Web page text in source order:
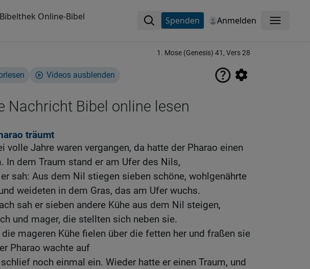
Bibelthek Online-Bibel Spenden Anmelden Menü
1. Mose (Genesis) 41, Vers 28
Videos ausblenden
Nachricht Bibel online lesen
träumt
volle Jahre waren vergangen, da hatte der Pharao einen
In dem Traum stand er am Ufer des Nils,
sah: Aus dem Nil stiegen sieben schöne, wohlgenährte
weideten in dem Gras, das am Ufer wuchs.
sah er sieben andere Kühe aus dem Nil steigen,
und mager, die stellten sich neben sie.
die mageren Kühe fielen über die fetten her und fraßen sie
Pharao wachte auf
noch einmal ein. Wieder hatte er einen Traum, und